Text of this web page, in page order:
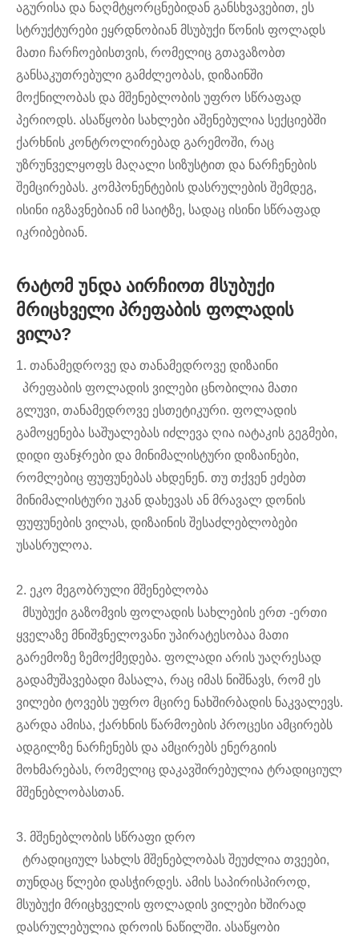
აგურისა და ნაღმტყორცნებიდან განსხვავებით, ეს
სტრუქტურები ეყრდნობიან მსუბუქი წონის ფოლადს
მათი ჩარჩოებისთვის, რომელიც გთავაზობთ
განსაკუთრებული გამძლეობას, დიზაინში
მოქნილობას და მშენებლობის უფრო სწრაფად
პერიოდს. ასაწყობი სახლები აშენებულია სექციებში
ქარხნის კონტროლირებად გარემოში, რაც
უზრუნველყოფს მაღალი სიზუსტით და ნარჩენების
შემცირებას. კომპონენტების დასრულების შემდეგ,
ისინი იგზავნებიან იმ საიტზე, სადაც ისინი სწრაფად
იკრიბებიან.
რატომ უნდა აირჩიოთ მსუბუქი
მრიცხველი პრეფაბის ფოლადის
ვილა?
1. თანამედროვე და თანამედროვე დიზაინი
პრეფაბის ფოლადის ვილები ცნობილია მათი
გლუვი, თანამედროვე ესთეტიკური. ფოლადის
გამოყენება საშუალებას იძლევა ღია იატაკის გეგმები,
დიდი ფანჯრები და მინიმალისტური დიზაინები,
რომლებიც ფუფუნებას ახდენენ. თუ თქვენ ეძებთ
მინიმალისტური უკან დახევას ან მრავალ დონის
ფუფუნების ვილას, დიზაინის შესაძლებლობები
უსასრულოა.
2. ეკო მეგობრული მშენებლობა
მსუბუქი გაზომვის ფოლადის სახლების ერთ -ერთი
ყველაზე მნიშვნელოვანი უპირატესობაა მათი
გარემოზე ზემოქმედება. ფოლადი არის უაღრესად
გადამუშავებადი მასალა, რაც იმას ნიშნავს, რომ ეს
ვილები ტოვებს უფრო მცირე ნახშირბადის ნაკვალევს.
გარდა ამისა, ქარხნის წარმოების პროცესი ამცირებს
ადგილზე ნარჩენებს და ამცირებს ენერგიის
მოხმარებას, რომელიც დაკავშირებულია ტრადიციულ
მშენებლობასთან.
3. მშენებლობის სწრაფი დრო
ტრადიციულ სახლს მშენებლობას შეუძლია თვეები,
თუნდაც წლები დასჭირდეს. ამის საპირისპიროდ,
მსუბუქი მრიცხველის ფოლადის ვილები ხშირად
დასრულებულია დროის ნაწილში. ასაწყობი